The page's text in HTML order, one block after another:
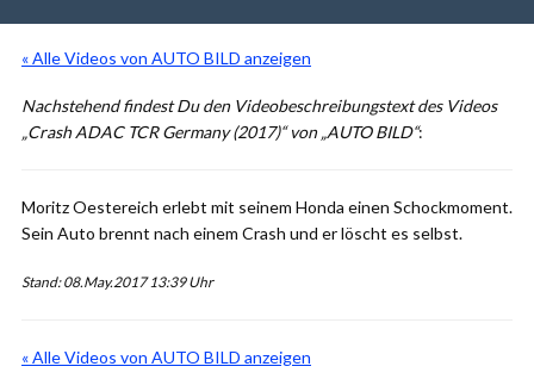
« Alle Videos von AUTO BILD anzeigen
Nachstehend findest Du den Videobeschreibungstext des Videos
„Crash ADAC TCR Germany (2017)“ von „AUTO BILD“:
Moritz Oestereich erlebt mit seinem Honda einen Schockmoment.
Sein Auto brennt nach einem Crash und er löscht es selbst.
Stand: 08.May.2017 13:39 Uhr
« Alle Videos von AUTO BILD anzeigen